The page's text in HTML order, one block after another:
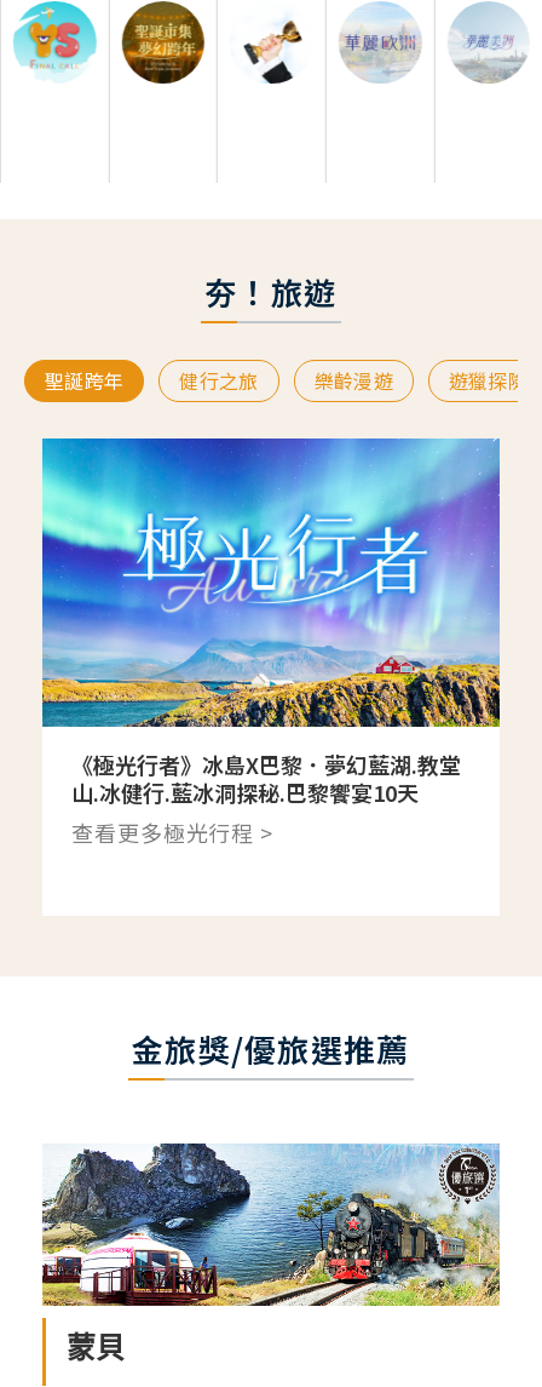
夯！旅遊
聖誕跨年 健行之旅 樂齡漫遊 遊獵探險
《極光行者》冰島X巴黎．夢幻藍湖.教堂
山.冰健行.藍冰洞探秘.巴黎饗宴10天
查看更多極光行程 >
金旅獎/優旅選推薦
蒙貝